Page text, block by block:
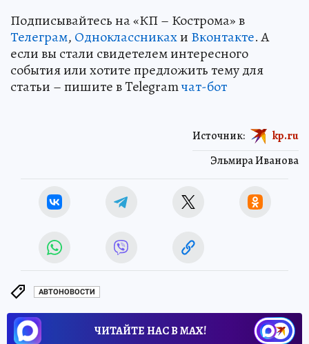
Подписывайтесь на «КП – Кострома» в
Телеграм, Одноклассникахи Вконтакте. А
если вы стали свидетелем интересного
события или хотите предложить тему для
статьи – пишите в Telegramчат-бот
Эльмира Иванова
Источник: kp.ru
АВТОНОВОСТИ
ЧИТАЙТЕ НАС В МАХ!